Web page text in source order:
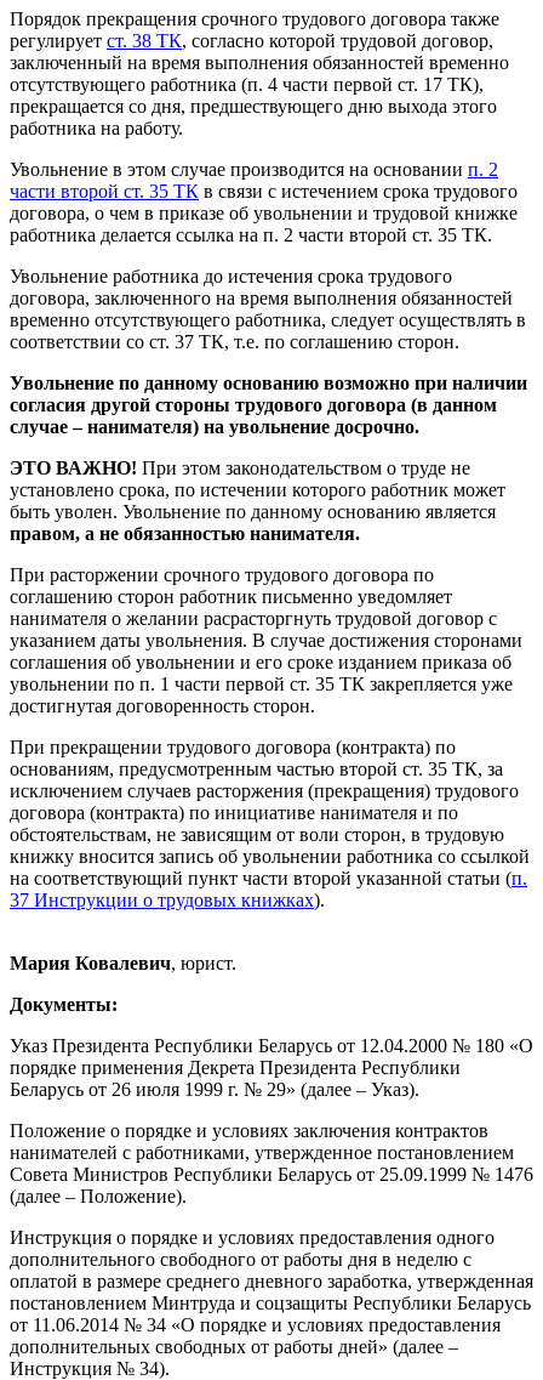
Порядок прекращения срочного трудового договора также
регулирует ст. 38 ТК, согласно которой трудовой договор,
заключенный на время выполнения обязанностей временно
отсутствующего работника (п. 4 части первой ст. 17 ТК),
прекращается со дня, предшествующего дню выхода этого
работника на работу.
Увольнение в этом случае производится на основании п. 2
части второй ст. 35 ТК в связи с истечением срока трудового
договора, о чем в приказе об увольнении и трудовой книжке
работника делается ссылка на п. 2 части второй ст. 35 ТК.
Увольнение работника до истечения срока трудового
договора, заключенного на время выполнения обязанностей
временно отсутствующего работника, следует осуществлять в
соответствии со ст. 37 ТК, т.е. по соглашению сторон.
Увольнение по данному основанию возможно при наличии
согласия другой стороны трудового договора (в данном
случае – нанимателя) на увольнение досрочно.
ЭТО ВАЖНО! При этом законодательством о труде не
установлено срока, по истечении которого работник может
быть уволен. Увольнение по данному основанию является
правом, а не обязанностью нанимателя.
При расторжении срочного трудового договора по
соглашению сторон работник письменно уведомляет
нанимателя о желании расрасторгнуть трудовой договор с
указанием даты увольнения. В случае достижения сторонами
соглашения об увольнении и его сроке изданием приказа об
увольнении по п. 1 части первой ст. 35 ТК закрепляется уже
достигнутая договоренность сторон.
При прекращении трудового договора (контракта) по
основаниям, предусмотренным частью второй ст. 35 ТК, за
исключением случаев расторжения (прекращения) трудового
договора (контракта) по инициативе нанимателя и по
обстоятельствам, не зависящим от воли сторон, в трудовую
книжку вносится запись об увольнении работника со ссылкой
на соответствующий пункт части второй указанной статьи (п.
37 Инструкции о трудовых книжках).
Мария Ковалевич, юрист.
Документы:
Указ Президента Республики Беларусь от 12.04.2000 № 180 «О
порядке применения Декрета Президента Республики
Беларусь от 26 июля 1999 г. № 29» (далее – Указ).
Положение о порядке и условиях заключения контрактов
нанимателей с работниками, утвержденное постановлением
Совета Министров Республики Беларусь от 25.09.1999 № 1476
(далее – Положение).
Инструкция о порядке и условиях предоставления одного
дополнительного свободного от работы дня в неделю с
оплатой в размере среднего дневного заработка, утвержденная
постановлением Минтруда и соцзащиты Республики Беларусь
от 11.06.2014 № 34 «О порядке и условиях предоставления
дополнительных свободных от работы дней» (далее –
Инструкция № 34).